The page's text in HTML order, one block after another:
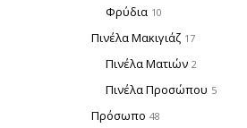
Φρύδια 10
Πινέλα Μακιγιάζ 17
Πινέλα Ματιών 2
Πινέλα Προσώπου 5
Πρόσωπο 48